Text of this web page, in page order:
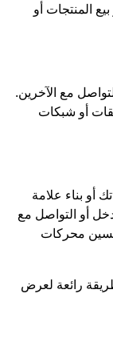
المنتجات أو
مع الآخرين.
أو شبكات
أو بناء علامة
أو التواصل مع
محركات
رائعة لعرض